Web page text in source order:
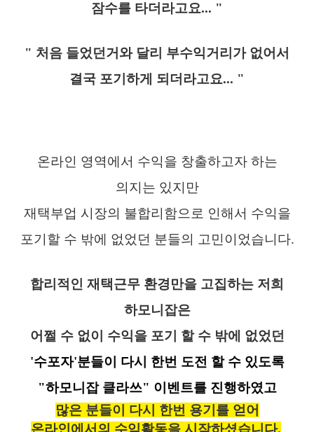
잠수를 타더라고요... "
" 처음 들었던거와 달리 부수익거리가 없어서
결국 포기하게 되더라고요... "
온라인 영역에서 수익을 창출하고자 하는
의지는 있지만
재택부업 시장의 불합리함으로 인해서 수익을
포기할 수 밖에 없었던 분들의 고민이었습니다.
합리적인 재택근무 환경만을 고집하는 저희
하모니잡은
어쩔 수 없이 수익을 포기 할 수 밖에 없었던
'수포자'분들이 다시 한번 도전 할 수 있도록
"하모니잡 클라쓰" 이벤트를 진행하였고
많은 분들이 다시 한번 용기를 얻어
온라인에서의 수익활동을 시작하셨습니다.